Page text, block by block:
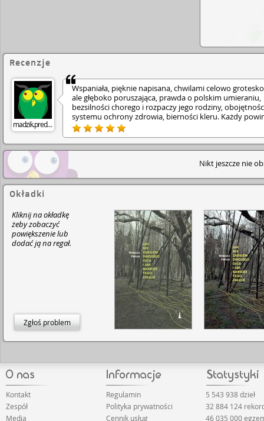
Recenzje
madzik.predka
Wspaniała, pięknie napisana, chwilami celowo
ale głęboko poruszająca, prawda o polskim umieraniu,
bezsilności chorego i rozpaczy jego rodziny,
systemu ochrony zdrowia, bierności kleru. Każdy
przeczytać, poszerza horyzonty, uwrażliwia, otwiera
oczy.
Nikt jeszcze nie
Okładki
Kliknij na okładkę
żeby zobaczyć
powiększenie lub
dodać ją na regał.
Zgłoś problem
Kontakt
Zespół
Media
Regulamin
Polityka prywatności
Cennik usług
5 543 938 dzieł
32 884 124
46 035 000